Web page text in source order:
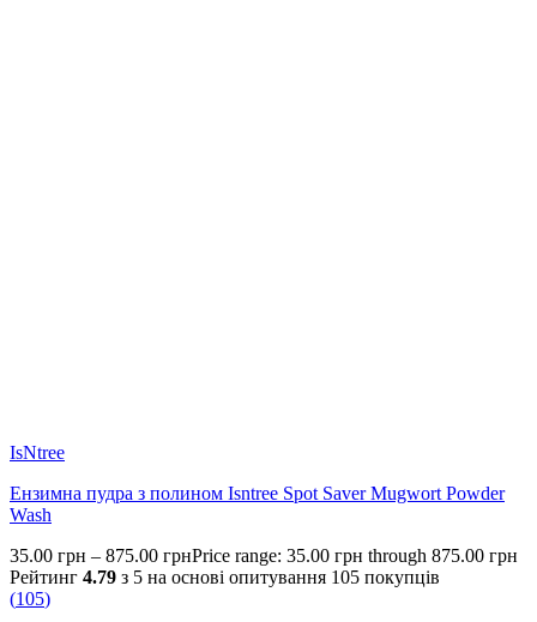
IsNtree
Ензимна пудра з полином Isntree Spot Saver Mugwort Powder
Wash
35.00 грн – 875.00 грнPrice range: 35.00 грн through 875.00 грн
Рейтинг 4.79 з 5 на основі опитування 105 покупців
(105)